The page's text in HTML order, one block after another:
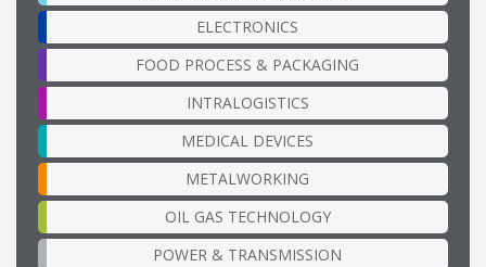
ELECTRONICS
FOOD PROCESS & PACKAGING
INTRALOGISTICS
MEDICAL DEVICES
METALWORKING
OIL GAS TECHNOLOGY
POWER & TRANSMISSION